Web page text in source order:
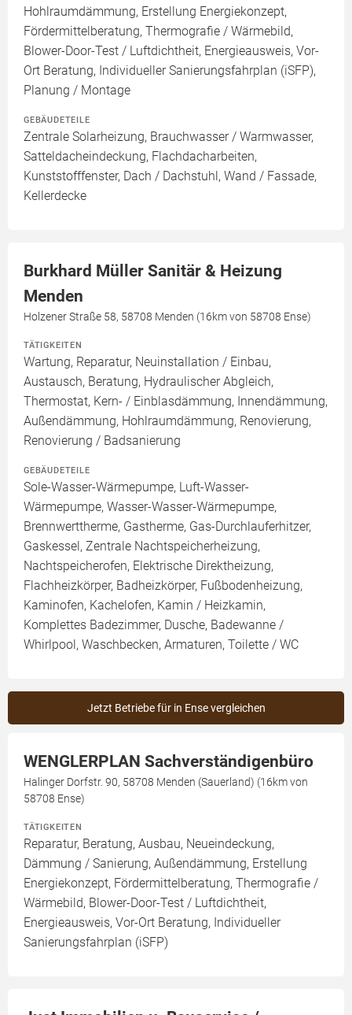
Hohlraumdämmung, Erstellung Energiekonzept,
Fördermittelberatung, Thermografie / Wärmebild,
Blower-Door-Test / Luftdichtheit, Energieausweis, Vor-
Ort Beratung, Individueller Sanierungsfahrplan (iSFP),
Planung / Montage
GEBÄUDETEILE
Zentrale Solarheizung, Brauchwasser / Warmwasser,
Satteldacheindeckung, Flachdacharbeiten,
Kunststofffenster, Dach / Dachstuhl, Wand / Fassade,
Kellerdecke
Burkhard Müller Sanitär & Heizung
Menden
Holzener Straße 58, 58708 Menden (16km von 58708 Ense)
TÄTIGKEITEN
Wartung, Reparatur, Neuinstallation / Einbau,
Austausch, Beratung, Hydraulischer Abgleich,
Thermostat, Kern- / Einblasdämmung, Innendämmung,
Außendämmung, Hohlraumdämmung, Renovierung,
Renovierung / Badsanierung
GEBÄUDETEILE
Sole-Wasser-Wärmepumpe, Luft-Wasser-
Wärmepumpe, Wasser-Wasser-Wärmepumpe,
Brennwerttherme, Gastherme, Gas-Durchlauferhitzer,
Gaskessel, Zentrale Nachtspeicherheizung,
Nachtspeicherofen, Elektrische Direktheizung,
Flachheizkörper, Badheizkörper, Fußbodenheizung,
Kaminofen, Kachelofen, Kamin / Heizkamin,
Komplettes Badezimmer, Dusche, Badewanne /
Whirlpool, Waschbecken, Armaturen, Toilette / WC
Jetzt Betriebe für in Ense vergleichen
WENGLERPLAN Sachverständigenbüro
Halinger Dorfstr. 90, 58708 Menden (Sauerland) (16km von
58708 Ense)
TÄTIGKEITEN
Reparatur, Beratung, Ausbau, Neueindeckung,
Dämmung / Sanierung, Außendämmung, Erstellung
Energiekonzept, Fördermittelberatung, Thermografie /
Wärmebild, Blower-Door-Test / Luftdichtheit,
Energieausweis, Vor-Ort Beratung, Individueller
Sanierungsfahrplan (iSFP)